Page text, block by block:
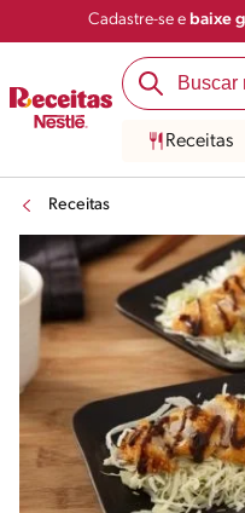
Cadastre-se e baixe
Receitas
Receitas
Salvar